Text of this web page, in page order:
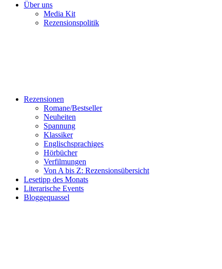
Über uns
Media Kit
Rezensionspolitik
Rezensionen
Romane/Bestseller
Neuheiten
Spannung
Klassiker
Englischsprachiges
Hörbücher
Verfilmungen
Von A bis Z: Rezensionsübersicht
Lesetipp des Monats
Literarische Events
Bloggequassel